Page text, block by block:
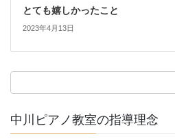
とても嬉しかったこと
2023年4月13日
中川ピアノ教室の指導理念